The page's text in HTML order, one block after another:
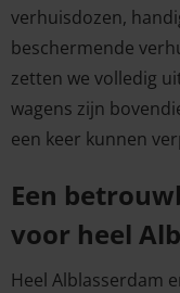
verhuisdozen,
beschermende
zetten we volledig
wagens zijn
een keer kunnen
Een
voor heel
Heel Alblasserdam